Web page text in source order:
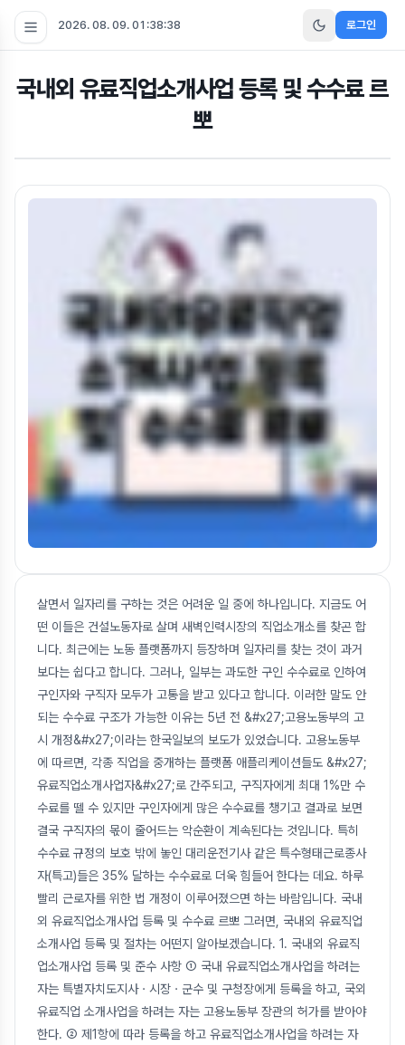
2026. 08. 09. 01:38:38 로그인
국내외 유료직업소개사업 등록 및 수수료 르
뽀
살면서 일자리를 구하는 것은 어려운 일 중에 하나입니다. 지금도 어
떤 이들은 건설노동자로 살며 새벽인력시장의 직업소개소를 찾곤 합
니다. 최근에는 노동 플랫폼까지 등장하며 일자리를 찾는 것이 과거
보다는 쉽다고 합니다. 그러나, 일부는 과도한 구인 수수료로 인하여
구인자와 구직자 모두가 고통을 받고 있다고 합니다. 이러한 말도 안
되는 수수료 구조가 가능한 이유는 5년 전 &#x27;고용노동부의 고
시 개정&#x27;이라는 한국일보의 보도가 있었습니다. 고용노동부
에 따르면, 각종 직업을 중개하는 플랫폼 애플리케이션들도 &#x27;
유료직업소개사업자&#x27;로 간주되고, 구직자에게 최대 1%만 수
수료를 뗄 수 있지만 구인자에게 많은 수수료를 챙기고 결과로 보면
결국 구직자의 몫이 줄어드는 악순환이 계속된다는 것입니다. 특히
수수료 규정의 보호 밖에 놓인 대리운전기사 같은 특수형태근로종사
자(특고)들은 35% 달하는 수수료로 더욱 힘들어 한다는 데요. 하루
빨리 근로자를 위한 법 개정이 이루어졌으면 하는 바람입니다. 국내
외 유료직업소개사업 등록 및 수수료 르뽀 그러면, 국내외 유료직업
소개사업 등록 및 절차는 어떤지 알아보겠습니다. 1. 국내외 유료직
업소개사업 등록 및 준수 사항 ① 국내 유료직업소개사업을 하려는
자는 특별자치도지사ㆍ시장ㆍ군수 및 구청장에게 등록을 하고, 국외
유료직업 소개사업을 하려는 자는 고용노동부 장관의 허가를 받아야
한다. ② 제1항에 따라 등록을 하고 유료직업소개사업을 하려는 자